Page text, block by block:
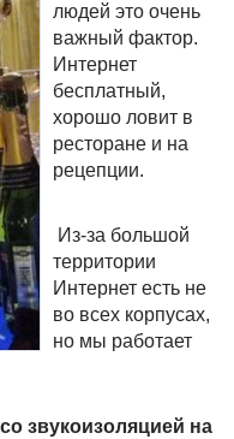
людей это очень
важный фактор.
Интернет
бесплатный,
хорошо ловит в
ресторане и на
рецепции.
Из-за большой
территории
Интернет есть не
во всех корпусах,
но мы работает
звукоизоляцией на